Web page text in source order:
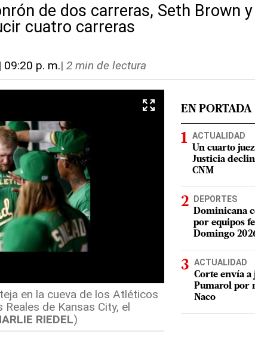
de dos carreras, Seth Brown
cuatro carreras
09:20 p. m.| 2 min de lectura
en la cueva de los Atléticos
de Kansas City, el
RIEDEL)
EN PORTADA
ACTUALIDAD
Un cuarto
Justicia
CNM
DEPORTES
Dominicana
por equipos
Domingo
ACTUALIDAD
Corte envía a
Pumarol por
Naco